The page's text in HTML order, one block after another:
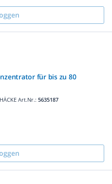
für bis zu 80
Art.Nr.: 5635187